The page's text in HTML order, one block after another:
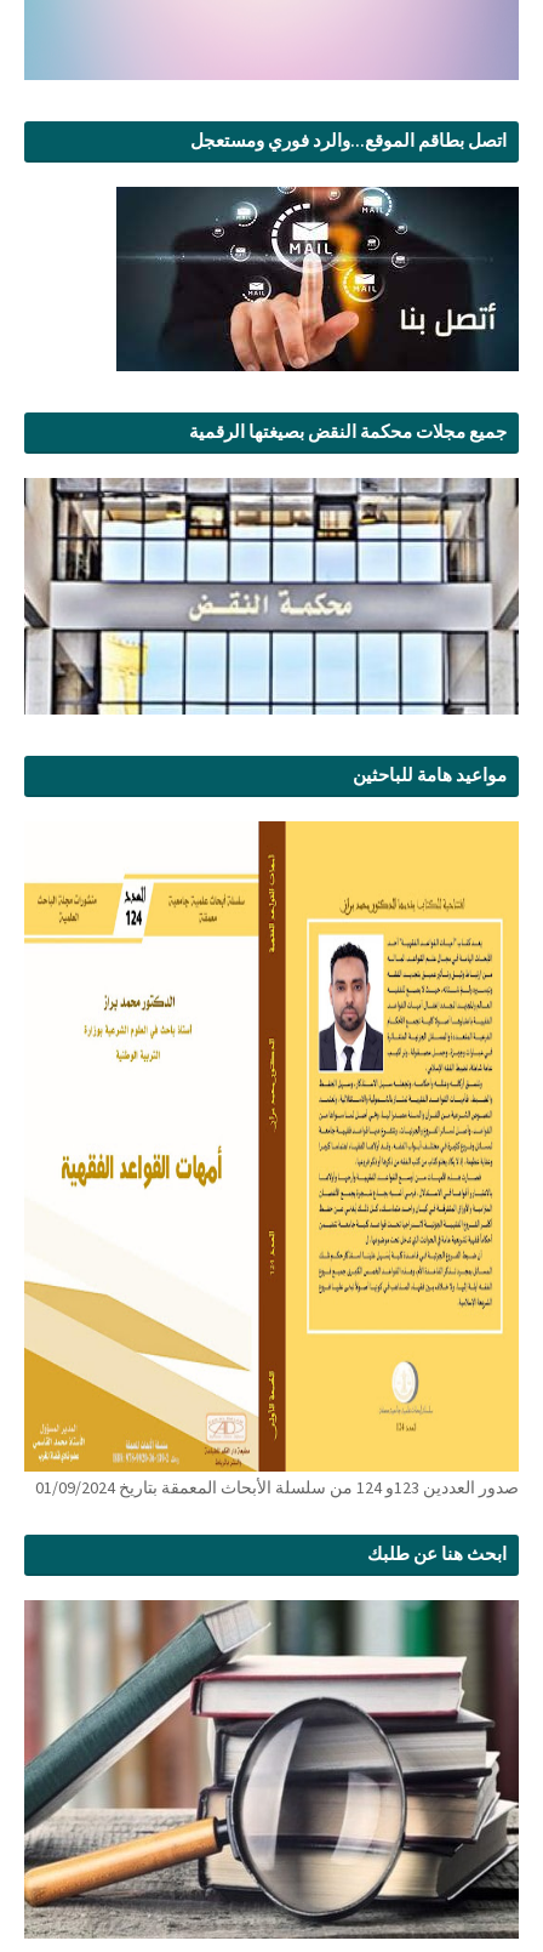
اتصل بطاقم الموقع...والرد فوري ومستعجل
جميع مجلات محكمة النقض بصيغتها الرقمية
مواعيد هامة للباحثين
صدور العددين 123و 124 من سلسلة الأبحاث المعمقة بتاريخ 01/09/2024
ابحث هنا عن طلبك